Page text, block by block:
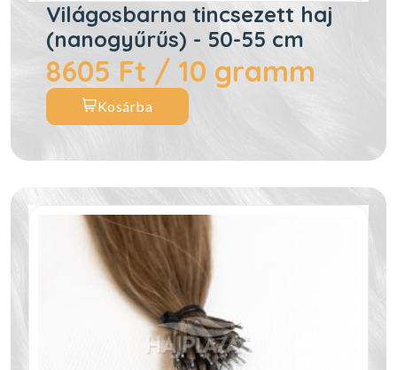
Világosbarna tincsezett haj
(nanogyűrűs) - 50-55 cm
8605 Ft / 10 gramm
Kosárba